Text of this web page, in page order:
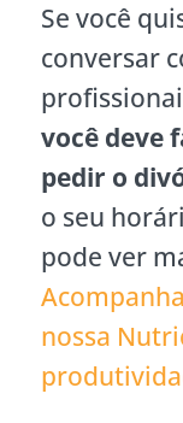
Se você
conversar
você deve
pedir o
o seu
pode ver
nossa